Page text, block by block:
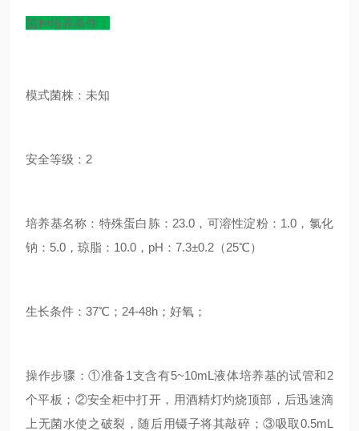
菌种培养条件：
模式菌株：未知
安全等级：2
培养基名称： 特殊蛋白胨：23.0，可溶性淀粉：1.0，氯化
钠：5.0，琼脂：10.0，pH：7.3±0.2（25℃）
生长条件：37℃；24-48h；好氧；
操作步骤：①准备1支含有5~10mL液体培养基的试管和2
个平板；②安全柜中打开，用酒精灯灼烧顶部，后迅速滴
上无菌水使之破裂，随后用镊子将其敲碎；③吸取0.5mL